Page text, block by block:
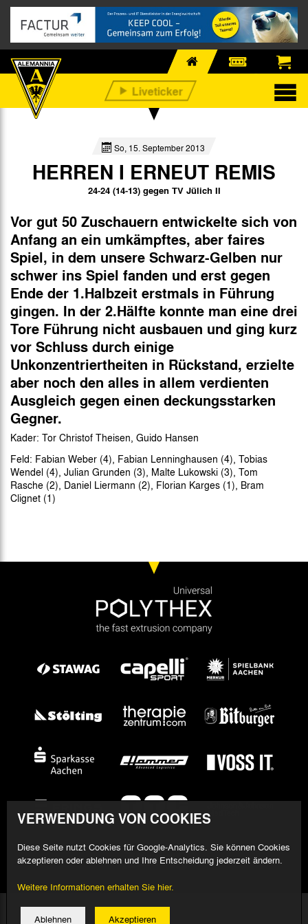
So, 15. September 2013
HERREN I ERNEUT REMIS
24-24 (14-13) gegen TV Jülich II
Vor gut 50 Zuschauern entwickelte sich von
Anfang an ein umkämpftes, aber faires
Spiel, in dem unsere Schwarz-Gelben nur
schwer ins Spiel fanden und erst gegen
Ende der 1.Halbzeit erstmals in Führung
gingen. In der 2.Hälfte konnte man eine drei
Tore Führung nicht ausbauen und ging kurz
vor Schluss durch einige
Unkonzentriertheiten in Rückstand, erzielte
aber noch den alles in allem verdienten
Ausgleich gegen einen deckungsstarken
Gegner.
Kader: Tor Christof Theisen, Guido Hansen
Feld: Fabian Weber (4), Fabian Lenninghausen (4), Tobias
Wendel (4), Julian Grunden (3), Malte Lukowski (3), Tom
Rasche (2), Daniel Liermann (2), Florian Karges (1), Bram
Clignet (1)
© 2026 Alemannia Aachen - Alle Rechte vorbehalten
VERWENDUNG VON COOKIES
Diese Seite nutzt Cookies für Google-Analytics. Sie können Cookies
akzeptieren oder ablehnen und Ihre Entscheidung jederzeit ändern.
Weitere Informationen erhalten Sie hier.
Ablehnen Akzeptieren